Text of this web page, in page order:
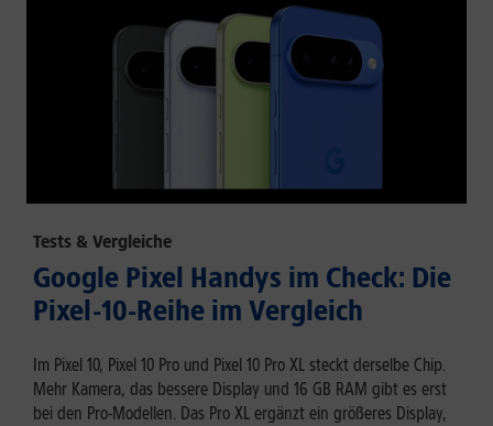
Tests & Vergleiche
Google Pixel Handys im Check: Die
Pixel-10-Reihe im Vergleich
Im Pixel 10, Pixel 10 Pro und Pixel 10 Pro XL steckt derselbe Chip.
Mehr Kamera, das bessere Display und 16 GB RAM gibt es erst
bei den Pro-Modellen. Das Pro XL ergänzt ein größeres Display,